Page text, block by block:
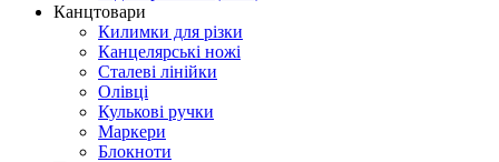
Канцтовари
Килимки для різки
Канцелярські ножі
Сталеві лінійки
Олівці
Кулькові ручки
Маркери
Блокноти